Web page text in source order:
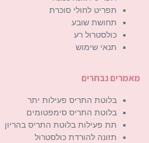
תפריט לחולי סוכרת
תחושת שובע
כולסטרול רע
תנאי שימוש
מאמרים נבחרים
בלוטת התריס פעילות יתר
בלוטת התריס סימפטומים
תת פעילות בלוטת התריס בהריון
תזונה להורדת כולסטרול